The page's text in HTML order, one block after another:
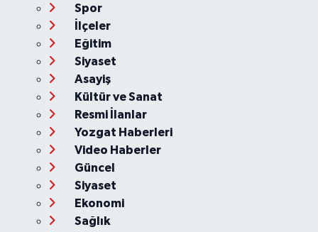
Spor
İlçeler
Eğitim
Siyaset
Asayiş
Kültür ve Sanat
Resmi İlanlar
Yozgat Haberleri
Video Haberler
Güncel
Siyaset
Ekonomi
Sağlık